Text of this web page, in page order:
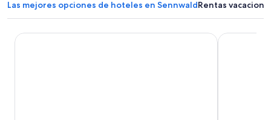
Las mejores opciones de hoteles en SennwaldRentas
Hotel Walhalla Four Points